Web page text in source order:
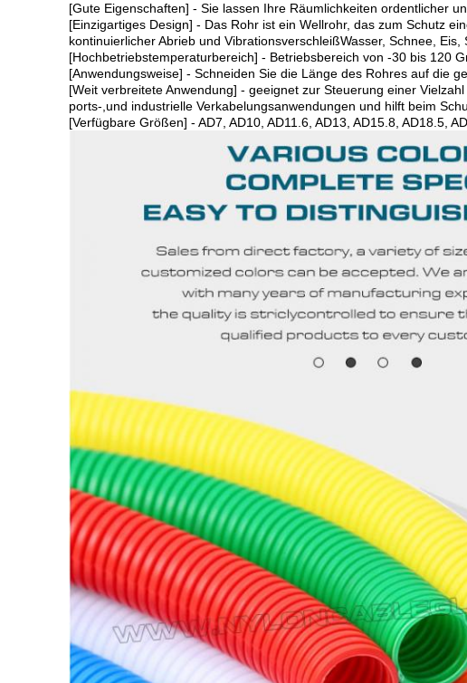
[Gute Eigenschaften] - Sie lassen Ihre Räumlichkeiten ordentlicher
[Einzigartiges Design] - Das Rohr ist ein Wellrohr, das zum Schutz
kontinuierlicher Abrieb und VibrationsverschleißWasser, Schnee, Eis,
[Hochbetriebstemperaturbereich] - Betriebsbereich von -30 bis 120
[Anwendungsweise] - Schneiden Sie die Länge des Rohres auf die
[Weit verbreitete Anwendung] - geeignet zur Steuerung einer
ports-,und industrielle Verkabelungsanwendungen und hilft beim
[Verfügbare Größen] - AD7, AD10, AD11.6, AD13, AD15.8, AD18.5,